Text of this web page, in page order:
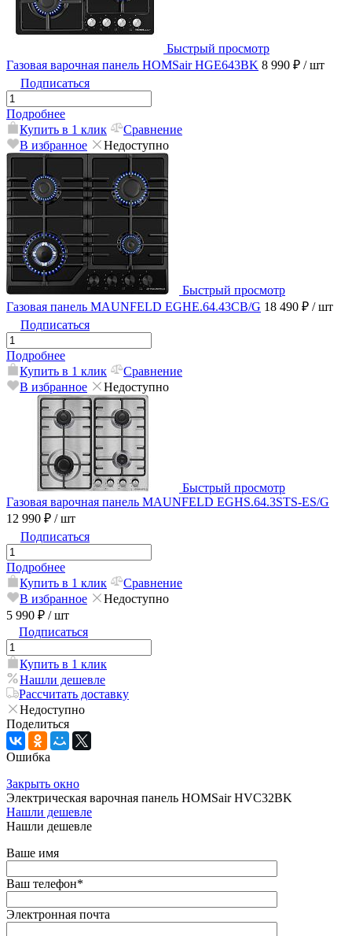
Быстрый просмотр
Газовая варочная панель HOMSair HGE643BK 8 990 ₽ / шт
Подписаться
Подробнее
Купить в 1 клик
Сравнение
В избранное
Недоступно
Быстрый просмотр
Газовая панель MAUNFELD EGHE.64.43CB/G 18 490 ₽ / шт
Подписаться
Подробнее
Купить в 1 клик
Сравнение
В избранное
Недоступно
Быстрый просмотр
Газовая варочная панель MAUNFELD EGHS.64.3STS-ES/G
12 990 ₽ / шт
Подписаться
Подробнее
Купить в 1 клик
Сравнение
В избранное
Недоступно
5 990 ₽ / шт
Подписаться
Купить в 1 клик
Нашли дешевле
Рассчитать доставку
Недоступно
Поделиться
Ошибка
Закрыть окно
Электрическая варочная панель HOMSair HVC32BK
Нашли дешевле
Нашли дешевле
Ваше имя
Ваш телефон*
Электронная почта